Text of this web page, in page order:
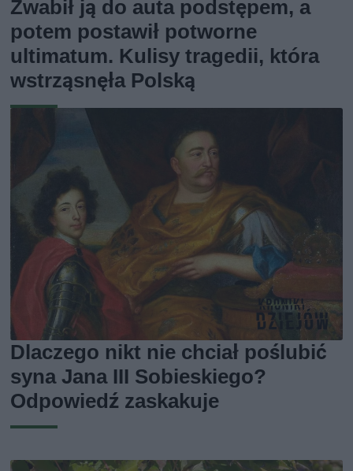
Zwabił ją do auta podstępem, a
potem postawił potworne
ultimatum. Kulisy tragedii, która
wstrząsnęła Polską
Dlaczego nikt nie chciał poślubić
syna Jana III Sobieskiego?
Odpowiedź zaskakuje